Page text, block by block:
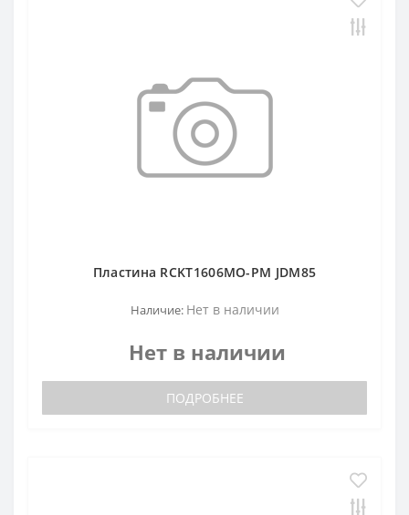
Пластина RCKT1606MO-PM JDM85
Наличие: Нет в наличии
Нет в наличии
ПОДРОБНЕЕ